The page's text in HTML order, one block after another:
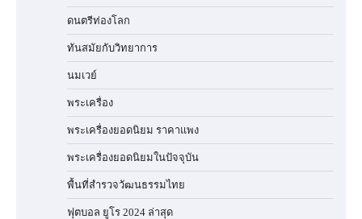
ดนตรีท่องโลก
ทันสมัยกับวิทยาการ
นมเวย์
พระเครื่อง
พระเครื่องยอดนิยม ราคาแพง
พระเครื่องยอดนิยมในปัจจุบัน
พื้นที่สำรวจวัฒนธรรมไทย
ฟุตบอล ยูโร 2024 ล่าสุด